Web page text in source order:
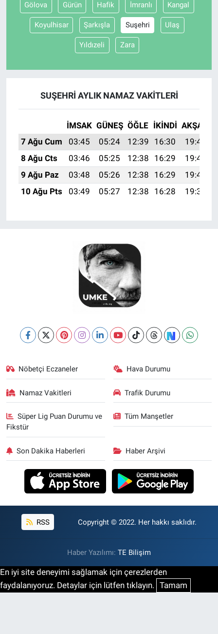
Gölova Gürün Hafik İmranlı Kangal
Koyulhisar Şarkışla Suşehri Ulaş
Yıldızeli Zara
SUŞEHRI AYLIK NAMAZ VAKITLERI
İMSAK GÜNEŞ ÖĞLE İKINDI AKŞAM
7 Ağu Cum
03:45 05:24 12:39 16:30 19:43
8 Ağu Cts
03:46 05:25 12:38 16:29 19:42
9 Ağu Paz
03:48 05:26 12:38 16:29 19:41
10 Ağu Pts
03:49 05:27 12:38 16:28 19:39
Nöbetçi Eczaneler Hava Durumu
Namaz Vakitleri Trafik Durumu
Süper Lig Puan Durumu ve
Fikstür
Tüm Manşetler
Son Dakika Haberleri Haber Arşivi
RSS Copyright © 2022. Her hakkı saklıdır.
Haber Yazılımı: TE Bilişim
En iyi site deneyimi sağlamak için çerezlerden
faydalanıyoruz. Detaylar için lütfen tıklayın. Tamam